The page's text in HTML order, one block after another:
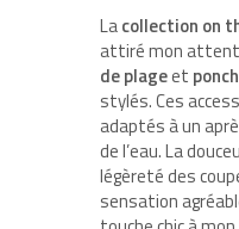
Lacollection on
attiré mon
de plageet
stylés. Ces
adaptés à un
de l’eau. La
légèreté des
sensation